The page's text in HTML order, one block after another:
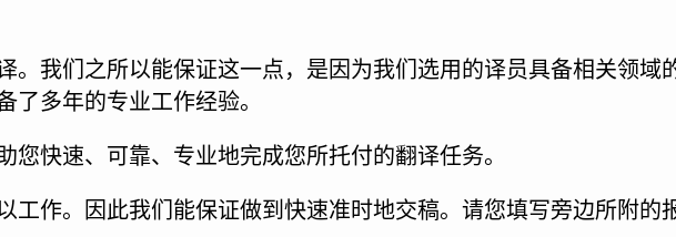
。我们之所以能保证这一点，是因为我们选用的译员具备相关领域
多年的专业工作经验。
您快速、可靠、专业地完成您所托付的翻译任务。
工作。因此我们能保证做到快速准时地交稿。请您填写旁边所附的